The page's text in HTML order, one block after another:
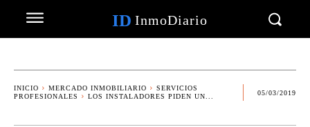
ID InmoDiario
INICIO MERCADO INMOBILIARIO
SERVICIOS
PROFESIONALES
LOS INSTALADORES PIDEN UN...
05/03/2019